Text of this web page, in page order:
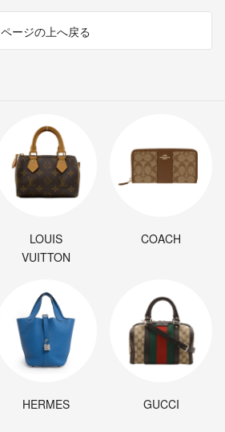
ページの上へ戻る
LOUIS
VUITTON
COACH
HERMES GUCCI